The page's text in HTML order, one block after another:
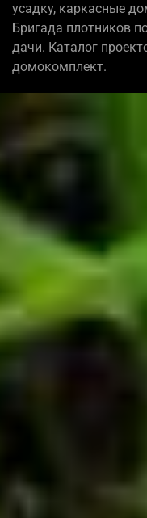
усадку, каркасные
Бригада плотников
дачи. Каталог
домокомплект.